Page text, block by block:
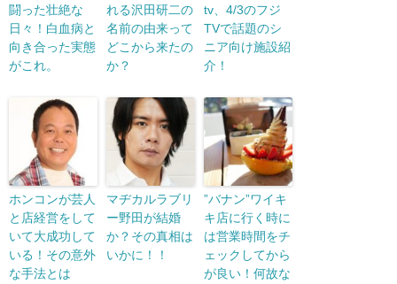
闘った壮絶な
日々！白血病と
向き合った実態
がこれ。
れる沢田研二の
名前の由来って
どこから来たの
か？
tv、4/3のフジ
TVで話題のシ
ニア向け施設紹
介！
ホンコンが芸人
と店経営をして
いて大成功して
いる！その意外
な手法とは
マヂカルラブリ
ー野田が結婚
か？その真相は
いかに！！
”バナン”ワイキ
キ店に行く時に
は営業時間をチ
ェックしてから
が良い！何故な